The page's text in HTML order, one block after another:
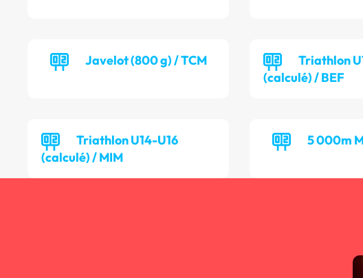
Javelot (800 g) / TCM
Triathlon
(calculé) / BEF
Triathlon U14-U16
(calculé) / MIM
5 000m